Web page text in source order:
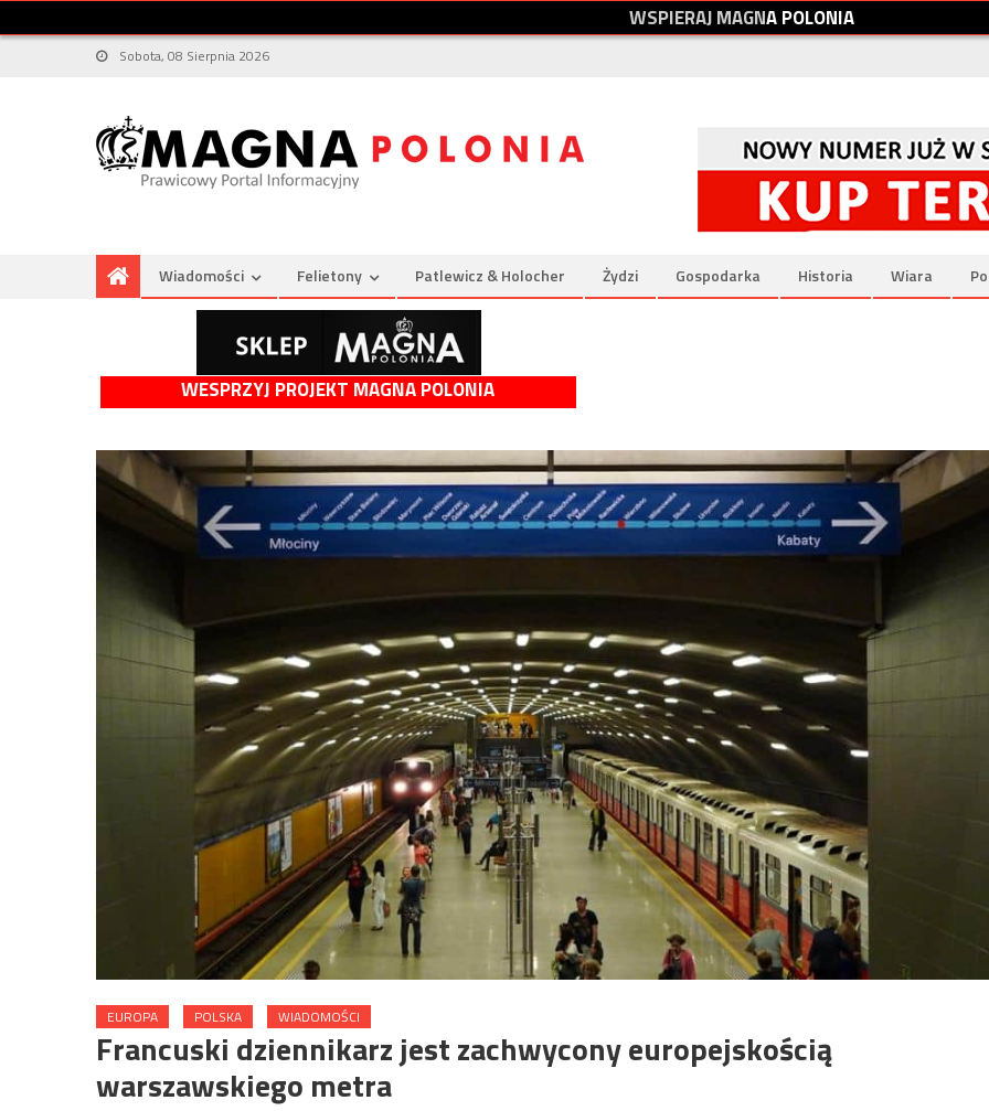
WSPIERAJMAGNAPOLONIA
Sobota, 08 Sierpnia 2026
Wiadomości Felietony Patlewicz & Holocher Żydzi Gospodarka Historia Wiara
WESPRZYJ PROJEKT MAGNA POLONIA
EUROPA POLSKA WIADOMOŚCI
Francuski dziennikarz jest zachwycony europejskością
warszawskiego metra